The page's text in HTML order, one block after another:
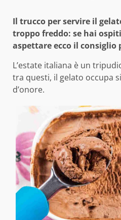
Il trucco per servire il
troppo freddo: se hai
aspettare ecco il consiglio
L’estate italiana è un
tra questi, il gelato occupa
d’onore.